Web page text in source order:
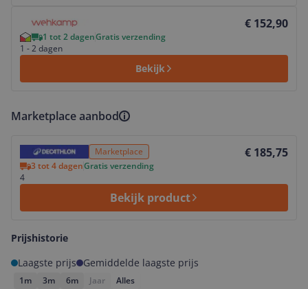
€ 152,90
1 tot 2 dagenGratis verzending
1 - 2 dagen
Bekijk
Marketplace aanbod
Marketplace € 185,75
3 tot 4 dagenGratis verzending
4
Bekijk product
Bekijk product
Prijshistorie
Laagste prijs
Gemiddelde laagste prijs
1m 3m 6m Jaar Alles